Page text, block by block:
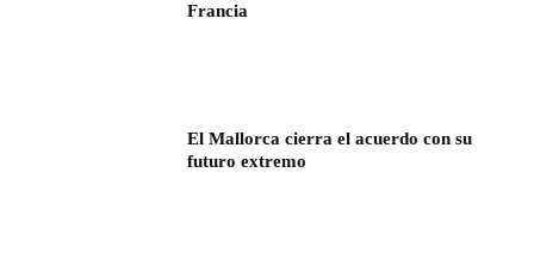
Francia
El Mallorca cierra el acuerdo con su
futuro extremo